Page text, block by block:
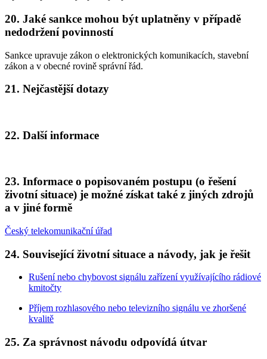
20. Jaké sankce mohou být uplatněny v případě
nedodržení povinností
Sankce upravuje zákon o elektronických komunikacích, stavební
zákon a v obecné rovině správní řád.
21. Nejčastější dotazy
22. Další informace
23. Informace o popisovaném postupu (o řešení
životní situace) je možné získat také z jiných zdrojů
a v jiné formě
Český telekomunikační úřad
24. Související životní situace a návody, jak je řešit
Rušení nebo chybovost signálu zařízení využívajícího rádiové
kmitočty
Příjem rozhlasového nebo televizního signálu ve zhoršené
kvalitě
25. Za správnost návodu odpovídá útvar